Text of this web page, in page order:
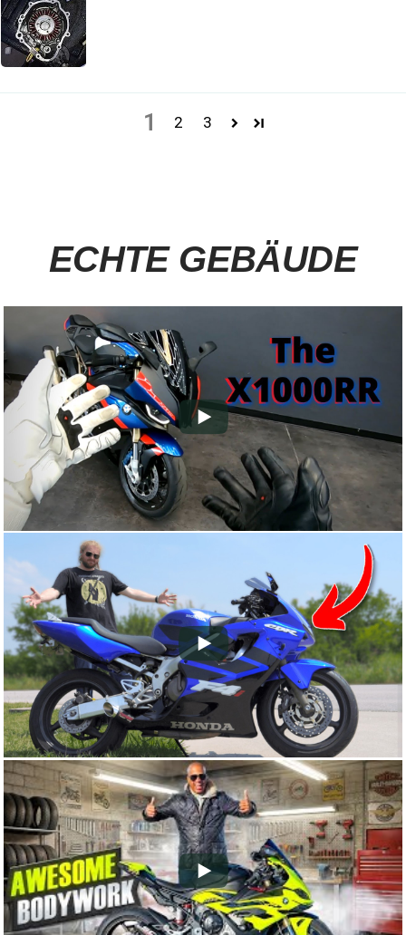
1 2 3
ECHTE GEBÄUDE